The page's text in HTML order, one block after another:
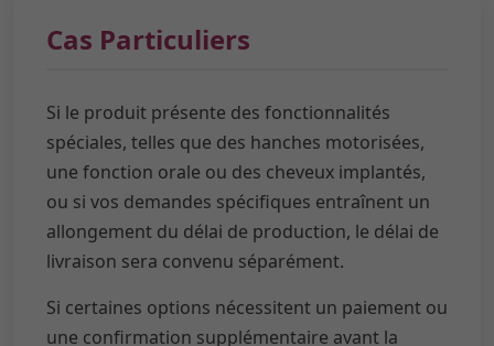
Cas Particuliers
Si le produit présente des fonctionnalités
spéciales, telles que des hanches motorisées,
une fonction orale ou des cheveux implantés,
ou si vos demandes spécifiques entraînent un
allongement du délai de production, le délai de
livraison sera convenu séparément.
Si certaines options nécessitent un paiement ou
une confirmation supplémentaire avant la